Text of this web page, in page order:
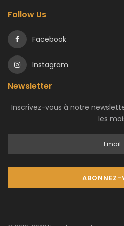
Follow Us
Facebook
Instagram
Newsletter
Inscrivez-vous à notre
les